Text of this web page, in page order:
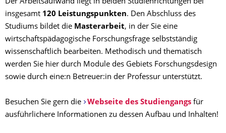
Der Arbeitsaufwand liegt in beiden Studienrichtungen bei
insgesamt 120 Leistungspunkten. Den Abschluss des
Studiums bildet die Masterarbeit, in der Sie eine
wirtschaftspädagogische Forschungsfrage selbstständig
wissenschaftlich bearbeiten. Methodisch und thematisch
werden Sie hier durch Module des Gebiets Forschungsdesign
sowie durch eine:n Betreuer:in der Professur unterstützt.
Besuchen Sie gern die Webseite des Studiengangsfür
ausführlichere Informationen zu dessen Aufbau und Inhalten!